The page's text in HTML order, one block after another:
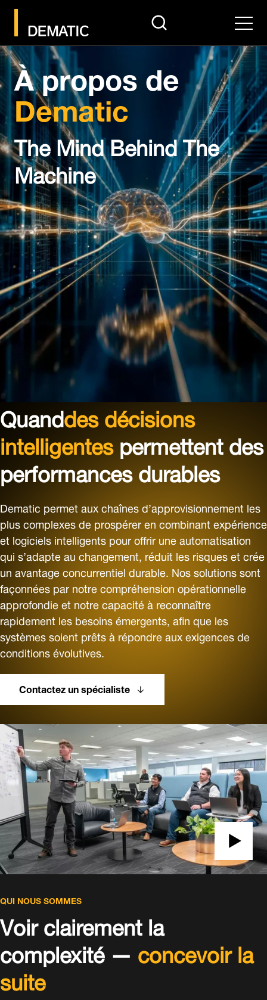
search Menu
À propos de
Dematic
The Mind Behind The
Machine
Quanddes décisions
intelligentespermettent des
performances durables
Dematic permet aux chaînes d’approvisionnement les
plus complexes de prospérer en combinant expérience
et logiciels intelligents pour offrir une automatisation
qui s’adapte au changement, réduit les risques et crée
un avantage concurrentiel durable. Nos solutions sont
façonnées par notre compréhension opérationnelle
approfondie et notre capacité à reconnaître
rapidement les besoins émergents, afin que les
systèmes soient prêts à répondre aux exigences de
conditions évolutives.
Contactez un spécialiste
QUI NOUS SOMMES
Voir clairement la
complexité — concevoir la
suite